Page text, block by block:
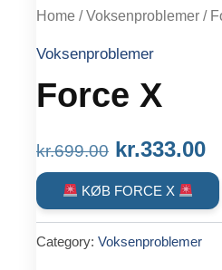
Home /Voksenproblemer /
Voksenproblemer
Force X
kr.699.00 Original
price
was:
kr.699.00.
kr.333.00
KØB FORCE X
Category: Voksenproblemer